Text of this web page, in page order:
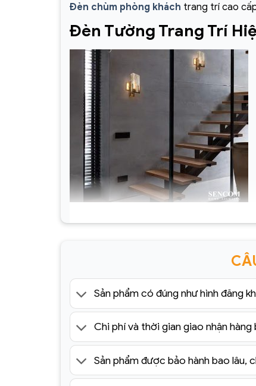
Đèn chùm phòng khách trang trí cao
Đèn Tường Trang Trí
Sản phẩm có đúng như hình đăng
Chi phí và thời gian giao nhận hàng
Sản phẩm được bảo hành bao lâu,